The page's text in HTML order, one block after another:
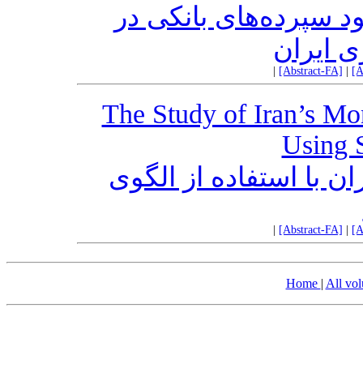
سپرده‌های بانکی در
ایران
[Abstract-FA]
The Study of Iran’s
Using
با استفاده از الگوی
[Abstract-FA]
Home | All